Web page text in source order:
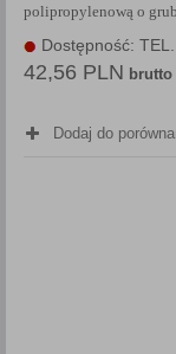
polipropylenową o
Dostępność: TEL.
42,56 PLN brutto
Dodaj do